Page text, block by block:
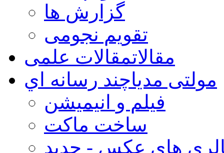
گزارش ها
تقویم نجومی
مقالاتمقالات علمی
مولتی مدیاچند رسانه اي
فیلم و انیمیشن
ساخت ماکت
های عکس - جدید